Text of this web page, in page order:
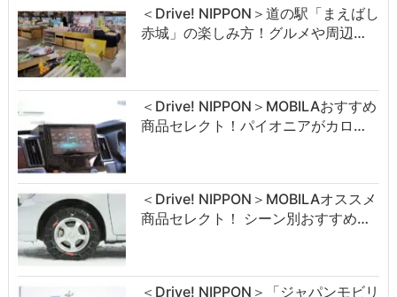
＜Drive! NIPPON＞道の駅「まえばし
赤城」の楽しみ方！グルメや周辺…
＜Drive! NIPPON＞MOBILAおすすめ
商品セレクト！パイオニアがカロ…
＜Drive! NIPPON＞MOBILAオススメ
商品セレクト！ シーン別おすすめ…
＜Drive! NIPPON＞「ジャパンモビリ